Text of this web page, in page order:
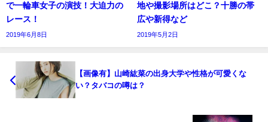
で一輪車女子の演技！大迫力の
レース！
2019年6月8日
地や撮影場所はどこ？十勝の帯
広や新得など
2019年5月2日
【画像有】山崎紘菜の出身大学や性格が可愛くな
い？タバコの噂は？